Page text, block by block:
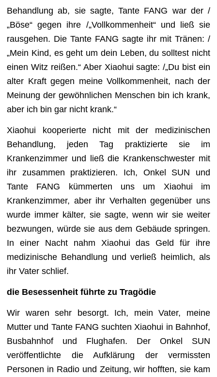
Behandlung ab, sie sagte, Tante FANG war der /
„Böse“ gegen ihre /„Vollkommenheit“ und ließ sie
rausgehen. Die Tante FANG sagte ihr mit Tränen: /
„Mein Kind, es geht um dein Leben, du solltest nicht
einen Witz reißen.“ Aber Xiaohui sagte: /„Du bist ein
alter Kraft gegen meine Vollkommenheit, nach der
Meinung der gewöhnlichen Menschen bin ich krank,
aber ich bin gar nicht krank.“
Xiaohui kooperierte nicht mit der medizinischen
Behandlung, jeden Tag praktizierte sie im
Krankenzimmer und ließ die Krankenschwester mit
ihr zusammen praktizieren. Ich, Onkel SUN und
Tante FANG kümmerten uns um Xiaohui im
Krankenzimmer, aber ihr Verhalten gegenüber uns
wurde immer kälter, sie sagte, wenn wir sie weiter
bezwungen, würde sie aus dem Gebäude springen.
In einer Nacht nahm Xiaohui das Geld für ihre
medizinische Behandlung und verließ heimlich, als
ihr Vater schlief.
die Besessenheit führte zu Tragödie
Wir waren sehr besorgt. Ich, mein Vater, meine
Mutter und Tante FANG suchten Xiaohui in Bahnhof,
Busbahnhof und Flughafen. Der Onkel SUN
veröffentlichte die Aufklärung der vermissten
Personen in Radio und Zeitung, wir hofften, sie kam